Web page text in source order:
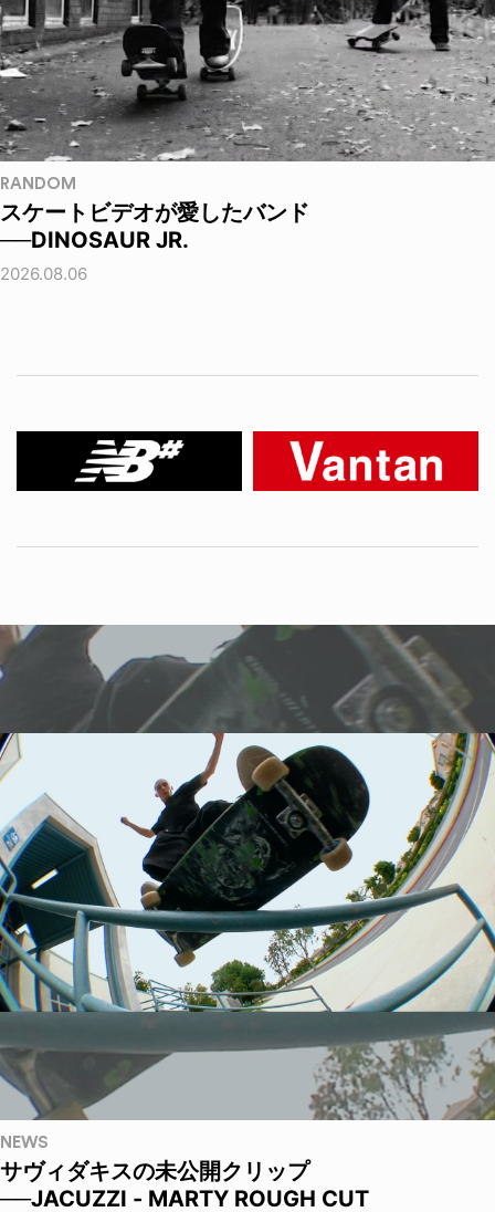
RANDOM
スケートビデオが愛したバンド
──DINOSAUR JR.
2026.08.06
NEWS
サヴィダキスの未公開クリップ
──JACUZZI - MARTY ROUGH CUT